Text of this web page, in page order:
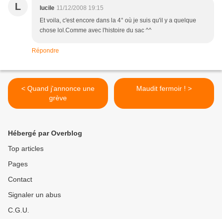
L lucile 11/12/2008 19:15
Et voila, c'est encore dans la 4° où je suis qu'il y a quelque
chose lol.Comme avec l'histoire du sac ^^
Répondre
< Quand j'annonce une
grève
Maudit fermoir ! >
Hébergé par Overblog
Top articles
Pages
Contact
Signaler un abus
C.G.U.